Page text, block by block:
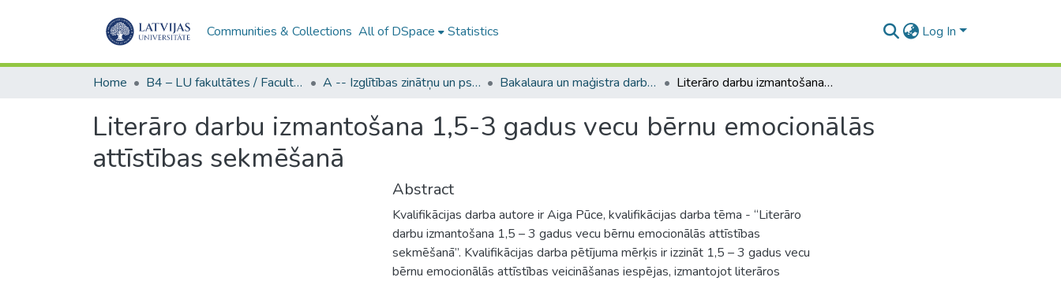
Communities & Collections All of DSpace Statistics Log In
Home B4 – LU fakultātes / Faculties of the UL A -- Izglītības zinātņu un psiholoģijas fakultāte / Faculty of Education Sciences and Psychology Bakalaura un maģistra darbi (PPMF) / Bachelor's and Master's theses Literāro darbu izmantošana 1,5-3 gadus vecu bērnu emocionālās attīstības sekmēšanā
Literāro darbu izmantošana 1,5-3 gadus vecu bērnu emocionālās
attīstības sekmēšanā
Abstract
Kvalifikācijas darba autore ir Aiga Pūce, kvalifikācijas darba tēma - “Literāro
darbu izmantošana 1,5 – 3 gadus vecu bērnu emocionālās attīstības
sekmēšanā”. Kvalifikācijas darba pētījuma mērķis ir izzināt 1,5 – 3 gadus vecu
bērnu emocionālās attīstības veicināšanas iespējas, izmantojot literāros